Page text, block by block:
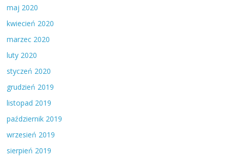
maj 2020
kwiecień 2020
marzec 2020
luty 2020
styczeń 2020
grudzień 2019
listopad 2019
październik 2019
wrzesień 2019
sierpień 2019